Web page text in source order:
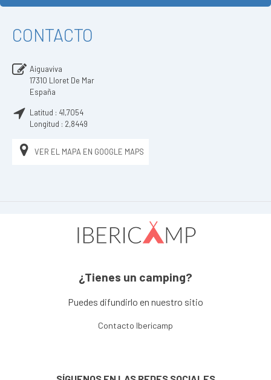
CONTACTO
Aiguaviva
17310 Lloret De Mar
España
Latitud : 41,7054
Longitud : 2,8449
VER EL MAPA EN GOOGLE MAPS
¿Tienes un camping?
Puedes difundirlo en nuestro sitio
Contacto Ibericamp